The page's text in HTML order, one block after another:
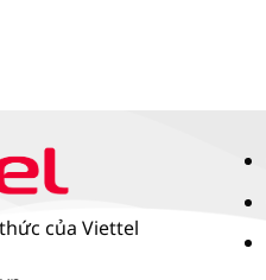
của Viettel